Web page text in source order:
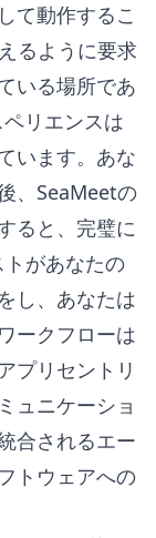
て動作するこ
るように要求
いる場所であ
リエンスは
います。あな
、SeaMeetの
ると、完璧に
があなたの
し、あなたは
ークフローは
プリセントリ
ュニケーショ
合されるエー
トウェアへの